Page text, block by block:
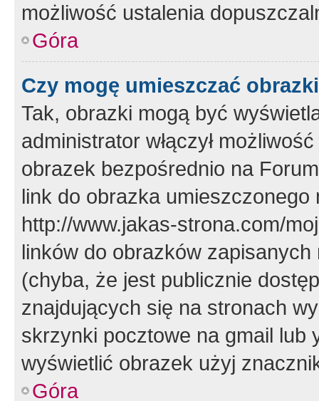
możliwość ustalenia
Góra
Czy mogę umieszczać
Tak, obrazki mogą być
administrator włączył
obrazek bezpośrednio na
link do obrazka
http://www.jakas-strona.com/
linków do obrazków
(chyba, że jest publicznie
znajdujących się na stronach
skrzynki pocztowe na gmail lub
wyświetlić obrazek użyj
Góra